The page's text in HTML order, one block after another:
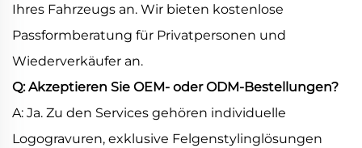
Ihres Fahrzeugs an. Wir bieten kostenlose
Passformberatung für Privatpersonen und
Wiederverkäufer an.
Q: Akzeptieren Sie OEM- oder ODM-Bestellungen?
A: Ja. Zu den Services gehören individuelle
Logogravuren, exklusive Felgenstylinglösungen